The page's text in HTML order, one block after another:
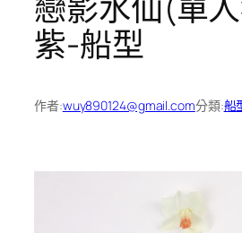
紫-船型
作者:wuy890124@gmail.com分類:船